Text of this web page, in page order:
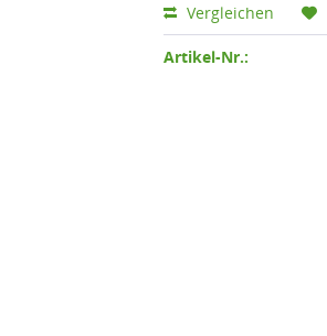
Vergleichen
Artikel-Nr.: